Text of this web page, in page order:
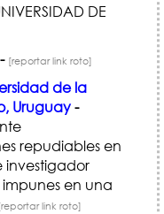
DE
- [reportar link roto]
de la
Uruguay-
repudiables en
investigador
en una
link roto]